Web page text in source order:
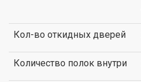
Кол-во откидных дверей
Количество полок внутри